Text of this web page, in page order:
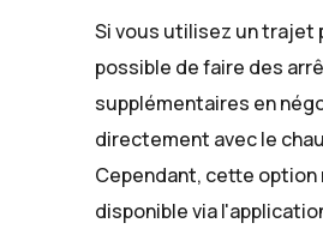
Si vous utilisez un trajet
possible de faire des
supplémentaires en
directement avec le
Cependant, cette option
disponible via